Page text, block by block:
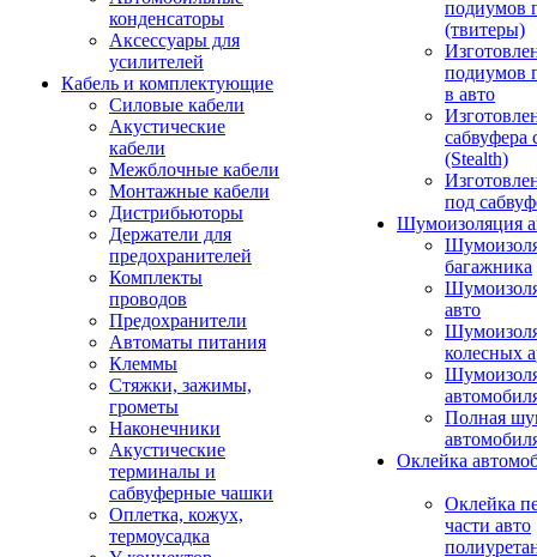
конденсаторы
Аксессуары для
усилителей
Кабель и комплектующие
Силовые кабели
Акустические
кабели
Межблочные кабели
Монтажные кабели
Дистрибьюторы
Держатели для
предохранителей
Комплекты
проводов
Предохранители
Автоматы питания
Клеммы
Стяжки, зажимы,
грометы
Наконечники
Акустические
терминалы и
сабвуферные чашки
Оплетка, кожух,
термоусадка
подиумов
(твитеры)
подиумов
в авто
сабвуфера
(Stealth)
под
Шумоизоляция
багажника
авто
колесных
Полная
Оклейка
Оклейка
части авто